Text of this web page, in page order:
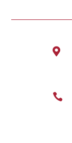

